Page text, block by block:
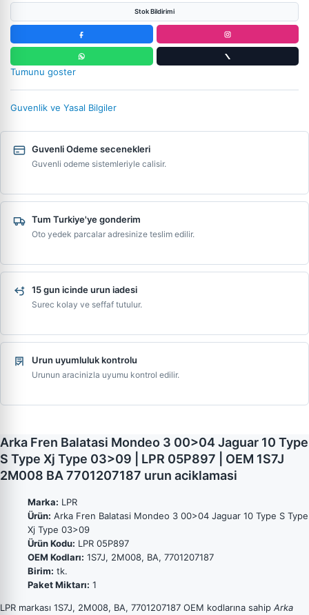
Stok Bildirimi
Tumunu goster
Guvenlik ve Yasal Bilgiler
Guvenli Odeme secenekleri
Guvenli odeme sistemleriyle calisir.
Tum Turkiye'ye gonderim
Oto yedek parcalar adresinize teslim edilir.
15 gun icinde urun iadesi
Surec kolay ve seffaf tutulur.
Urun uyumluluk kontrolu
Urunun aracinizla uyumu kontrol edilir.
Arka Fren Balatasi Mondeo 3 00>04 Jaguar 10 Type
S Type Xj Type 03>09 | LPR 05P897 | OEM 1S7J
2M008 BA 7701207187 urun aciklamasi
Marka: LPR
Ürün: Arka Fren Balatasi Mondeo 3 00>04 Jaguar 10 Type S Type
Xj Type 03>09
Ürün Kodu: LPR 05P897
OEM Kodları: 1S7J, 2M008, BA, 7701207187
Birim: tk.
Paket Miktarı: 1
LPR markası 1S7J, 2M008, BA, 7701207187 OEM kodlarına sahip Arka